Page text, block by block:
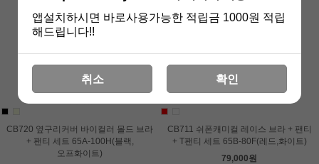
CB720 옆구리커버 바이컬러 몰드 브라
+ 팬티 세트 65A-100H(블랙,
오프화이트)
CB711 쉬폰캐미컬 레이스 브라 + 팬티
+ T팬티 세트 65B-80F(레드,화이트)
79,000원
앱설치하시면 바로사용가능한 적립금 1000원 적립
해드립니다!!
취소 확인